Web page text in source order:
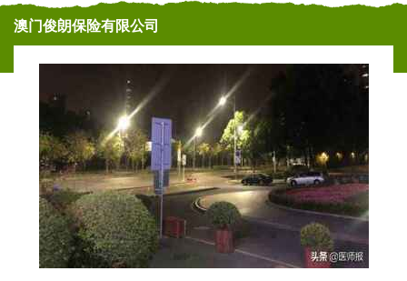
澳门俊朗保险有限公司